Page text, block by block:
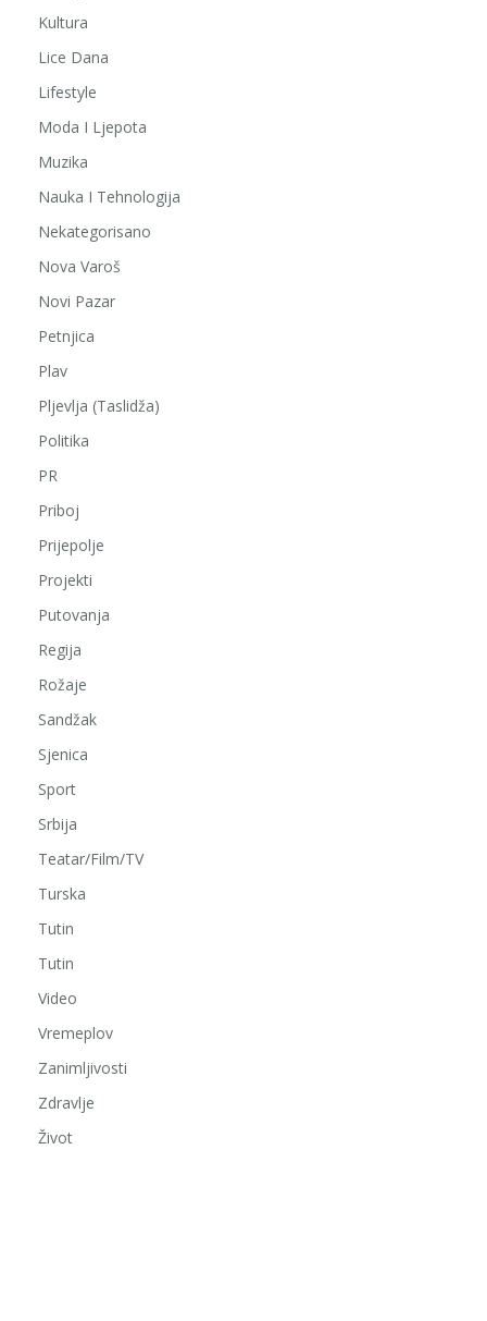
Kultura
Lice Dana
Lifestyle
Moda I Ljepota
Muzika
Nauka I Tehnologija
Nekategorisano
Nova Varoš
Novi Pazar
Petnjica
Plav
Pljevlja (Taslidža)
Politika
PR
Priboj
Prijepolje
Projekti
Putovanja
Regija
Rožaje
Sandžak
Sjenica
Sport
Srbija
Teatar/Film/TV
Turska
Tutin
Tutin
Video
Vremeplov
Zanimljivosti
Zdravlje
Život